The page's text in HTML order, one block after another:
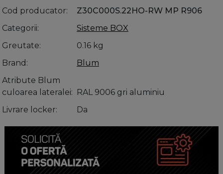
Cod producator
Z30C000S.22HO-RW MP R906
Categorii
Sisteme BOX
Greutate
0.16 kg
Brand
Blum
Atribute Blum
culoarea lateralei
RAL 9006 gri aluminiu
Livrare locker
Da